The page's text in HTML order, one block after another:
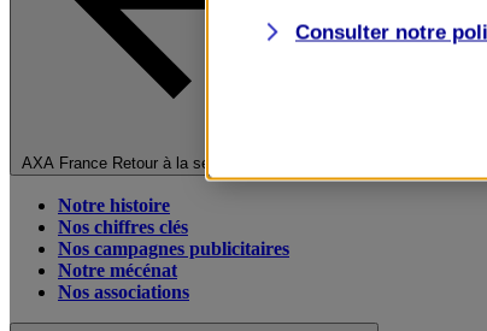
AXA France Retour à la section précédente
Notre histoire
Nos chiffres clés
Nos campagnes publicitaires
Notre mécénat
Nos associations
Consulter notre